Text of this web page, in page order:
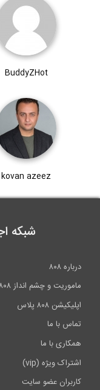
BuddyZHot
kovan azeez
شبکه
درباره ۸۰۸
ماموریت و چشم انداز ۸۰۸
اپلیکیشن ۸۰۸ پلاس
تماس با ما
همکاری با ما
اشتراک ویژه (vip)
کاربران عضو سایت